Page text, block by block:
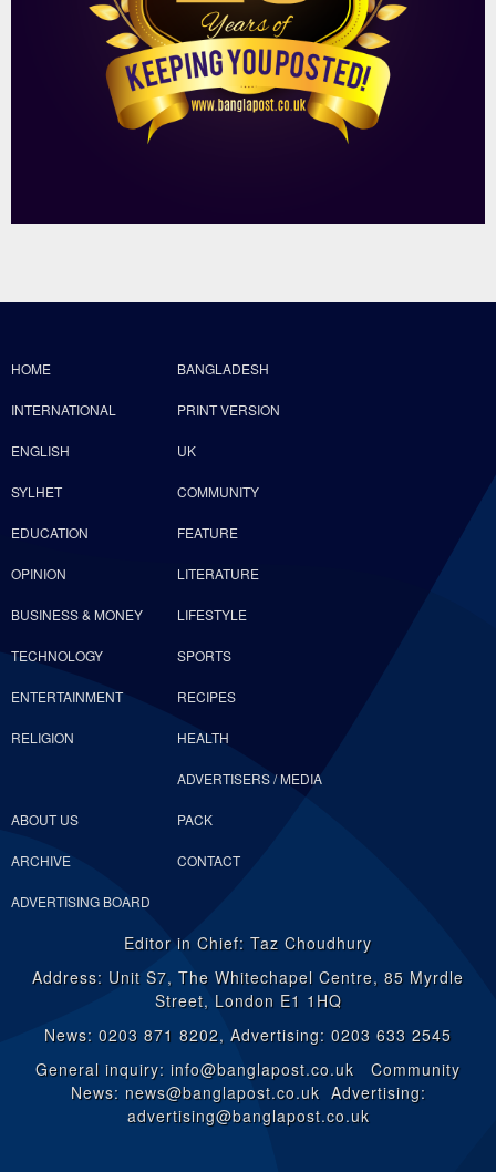
HOME BANGLADESH
INTERNATIONAL PRINT VERSION
ENGLISH UK
SYLHET COMMUNITY
EDUCATION FEATURE
OPINION LITERATURE
BUSINESS & MONEY LIFESTYLE
TECHNOLOGY SPORTS
ENTERTAINMENT RECIPES
RELIGION HEALTH
ABOUT US
ADVERTISERS / MEDIA
PACK
ARCHIVE CONTACT
ADVERTISING BOARD
Editor in Chief: Taz Choudhury
Address: Unit S7, The Whitechapel Centre, 85 Myrdle
Street, London E1 1HQ
News: 0203 871 8202, Advertising: 0203 633 2545
General inquiry: info@banglapost.co.uk Community
News: news@banglapost.co.uk Advertising:
advertising@banglapost.co.uk